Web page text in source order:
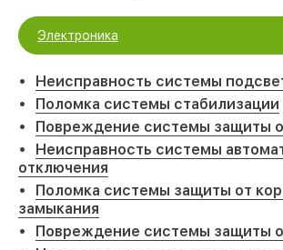
Электроника
Неисправность системы
Поломка системы стабилизации
Повреждение системы защиты
Неисправность системы
отключения
Поломка системы защиты от
замыкания
Повреждение системы защиты